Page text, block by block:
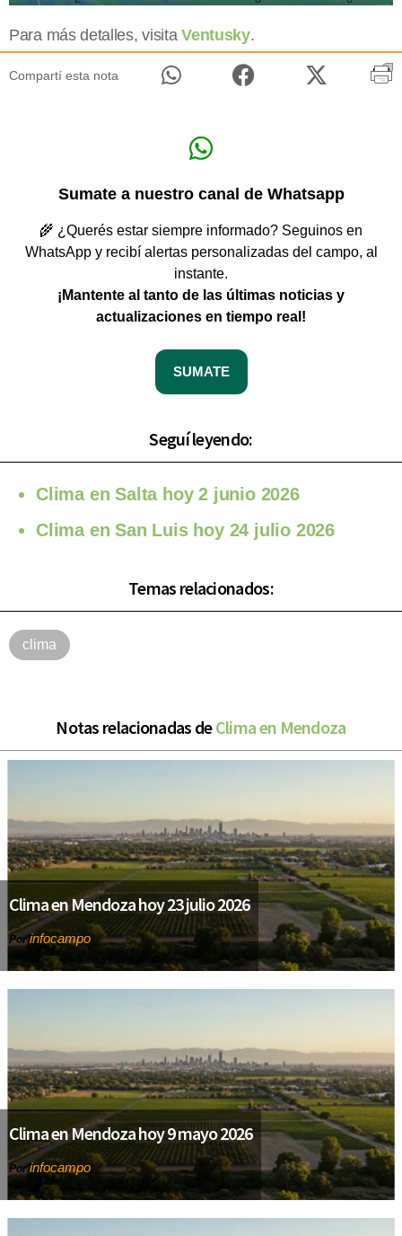
Para más detalles, visitaVentusky.
Compartí esta nota
Sumate a nuestro canal de Whatsapp
🌾 ¿Querés estar siempre informado? Seguinos en
WhatsApp y recibí alertas personalizadas del campo, al
instante.
¡Mantente al tanto de las últimas noticias y
actualizaciones en tiempo real!
SUMATE
Seguí leyendo:
Clima en Salta hoy 2 junio 2026
Clima en San Luis hoy 24 julio 2026
Temas relacionados:
clima
Notas relacionadas deClima en Mendoza
Clima en Mendoza hoy 23 julio 2026
Porinfocampo
Clima en Mendoza hoy 9 mayo 2026
Porinfocampo